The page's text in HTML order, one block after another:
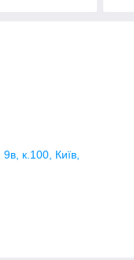
к.100, Київ,